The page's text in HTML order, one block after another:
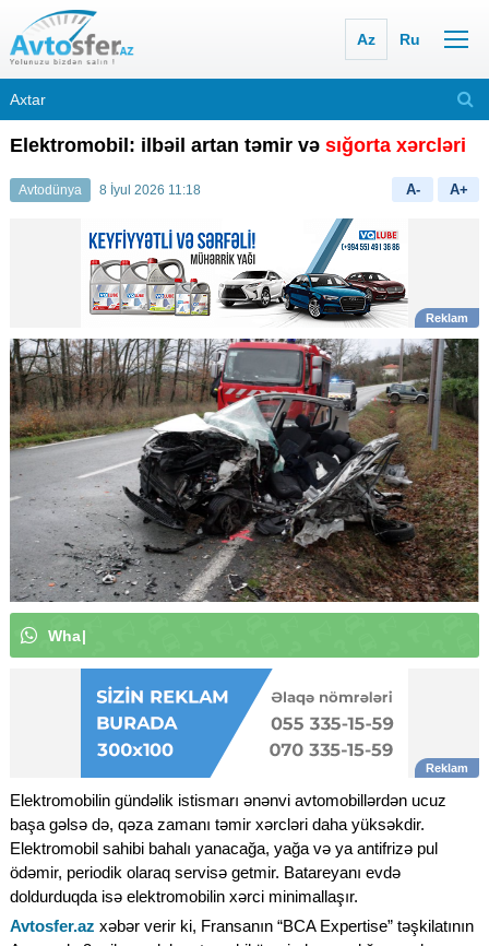
Az Ru
Elektromobil: ilbəil artan təmir və sığorta xərcləri
Avtodünya 8 İyul 2026 11:18 A- A+
What
Elektromobilin gündəlik istismarı ənənvi avtomobillərdən ucuz
başa gəlsə də, qəza zamanı təmir xərcləri daha yüksəkdir.
Elektromobil sahibi bahalı yanacağa, yağa və ya antifrizə pul
ödəmir, periodik olaraq servisə getmir. Batareyanı evdə
doldurduqda isə elektromobilin xərci minimallaşır.
Avtosfer.az xəbər verir ki, Fransanın “BCA Expertise” təşkilatının